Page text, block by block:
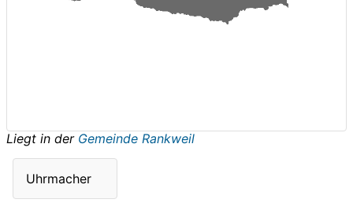
Liegt in der Gemeinde Rankweil
Uhrmacher